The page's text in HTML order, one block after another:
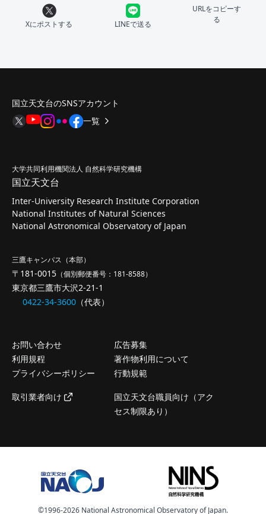
Xにポストする LINEで送る
URLをコピーす
る
国立天文台のSNSアカウント
一覧
大学共同利用機関法人 自然科学研究機構
国立天文台
Inter-University Research Institute Corporation
National Institutes of Natural Sciences
National Astronomical Observatory of Japan
三鷹キャンパス（本部）
〒181-0015 （個別郵便番号：181-8588）
東京都三鷹市大沢2-21-1
0422-34-3600 （代表）
お問い合わせ
広告募集
利用規程
著作物利用について
プライバシーポリシー
行動規範
取引業者向け
国立天文台職員向け（アク
セス制限あり）
©️1996-2026 National Astronomical Observatory of Japan.